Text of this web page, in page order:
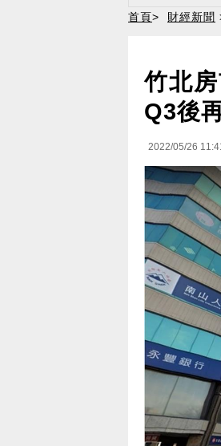
首頁> 財經新聞
竹北
Q3後
2022/05/26